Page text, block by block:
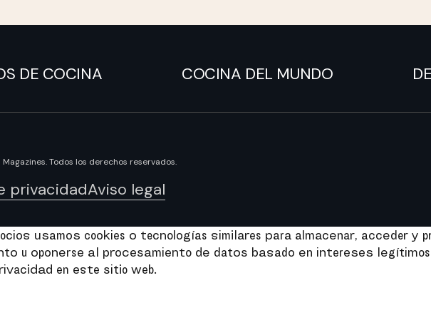
DE COCINA COCINA DEL MUNDO
Todos los derechos reservados.
privacidadAviso legal
usamos cookies o tecnologías similares para almacenar, acceder y
u oponerse al procesamiento de datos basado en intereses
en este sitio web.